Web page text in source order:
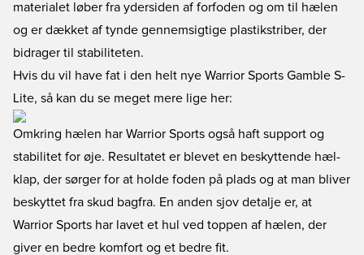
materialet løber fra ydersiden af forfoden og om til hælen
og er dækket af tynde gennemsigtige plastikstriber, der
bidrager til stabiliteten.
Hvis du vil have fat i den helt nye Warrior Sports Gamble S-
Lite, så kan du se meget mere lige her:
Omkring hælen har Warrior Sports også haft support og
stabilitet for øje. Resultatet er blevet en beskyttende hæl-
klap, der sørger for at holde foden på plads og at man bliver
beskyttet fra skud bagfra. En anden sjov detalje er, at
Warrior Sports har lavet et hul ved toppen af hælen, der
giver en bedre komfort og et bedre fit.